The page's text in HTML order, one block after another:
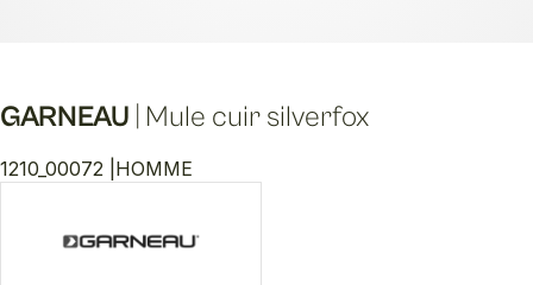
GARNEAU Mule cuir silverfox
1210_00072 | HOMME